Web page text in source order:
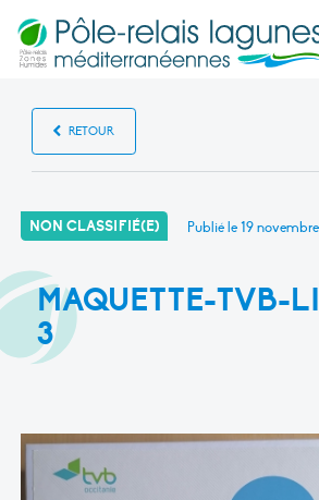
RETOUR
NON CLASSIFIÉ(E) Publié le19
MAQUETTE-TVB-
3